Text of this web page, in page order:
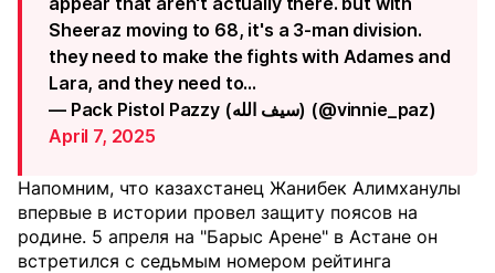
Sheeraz moving to 68, it's a 3-man division.
they need to make the fights with Adames and
Lara, and they need to…
— Pack Pistol Pazzy (سيف الله) (@vinnie_paz)
April 7, 2025
Напомним, что казахстанец Жанибек Алимханулы
впервые в истории провел защиту поясов на
родине. 5 апреля на "Барыс Арене" в Астане он
встретился с седьмым номером рейтинга